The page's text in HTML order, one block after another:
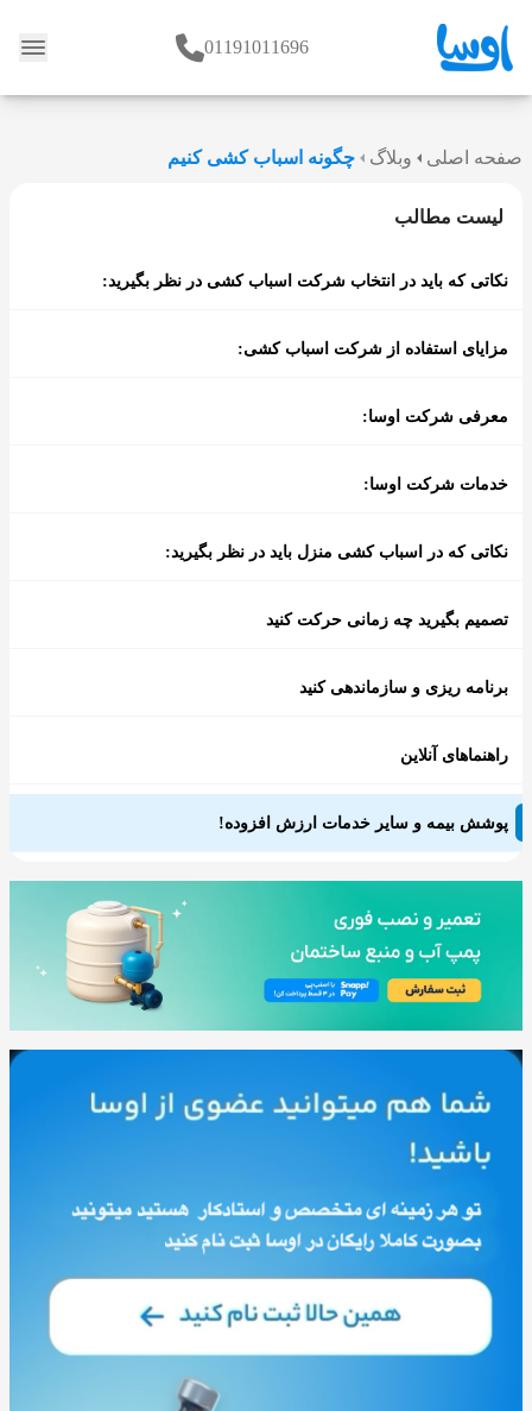
وبلاگ 01191011696
صفحه اصلی وبلاگ چگونه اسباب کشی کنیم
لیست مطالب
نکاتی که باید در انتخاب شرکت اسباب کشی در نظر بگیرید:
مزایای استفاده از شرکت اسباب کشی:
معرفی شرکت اوسا:
خدمات شرکت اوسا:
نکاتی که در اسباب کشی منزل باید در نظر بگیرید:
تصمیم بگیرید چه زمانی حرکت کنید
برنامه ریزی و سازماندهی کنید
راهنماهای آنلاین
پوشش بیمه و سایر خدمات ارزش افزوده!